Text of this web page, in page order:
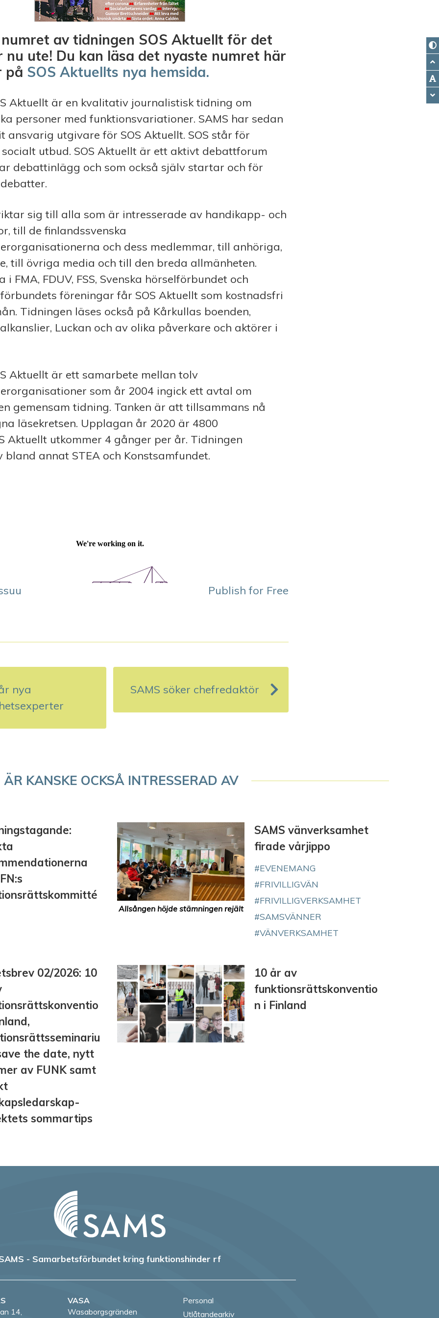
av tidningen SOS Aktuellt för det
nu ute! Du kan läsa det nyaste numret här
på SOS Aktuellts nya hemsida.
Aktuellt är en kvalitativ journalistisk tidning om
personer med funktionsvariationer. SAMS har sedan
ansvarig utgivare för SOS Aktuellt. SOS står för
utbud. SOS Aktuellt är ett aktivt debattforum
debattinlägg och som också själv startar och för
sig till alla som är intresserade av handikapp- och
till de finlandssvenska
och dess medlemmar, till anhöriga,
till övriga media och till den breda allmänheten.
i FMA, FDUV, FSS, Svenska hörselförbundet och
föreningar får SOS Aktuellt som kostnadsfri
Tidningen läses också på Kårkullas boenden,
Luckan och av olika påverkare och aktörer i
Aktuellt är ett samarbete mellan tolv
som år 2004 ingick ett avtal om
gemensam tidning. Tanken är att tillsammans nå
läsekretsen. Upplagan år 2020 är 4800
Aktuellt utkommer 4 gånger per år. Tidningen
bland annat STEA och Konstsamfundet.
Publish for Free
nya
SAMS söker chefredaktör
ÄR KANSKE OCKSÅ INTRESSERAD AV
Allsången höjde stämningen rejält
SAMS vänverksamhet
firade vårjippo
EVENEMANG
FRIVILLIGVÄN
FRIVILLIGVERKSAMHET
SAMSVÄNNER
VÄNVERKSAMHET
02/2026: 10
the date, nytt
av FUNK samt
sommartips
10 år av
funktionsrättskonventio
n i Finland
- Samarbetsförbundet kring funktionshinder rf
14,
VASA
Wasaborgsgränden
Personal
Utlåtandearkiv